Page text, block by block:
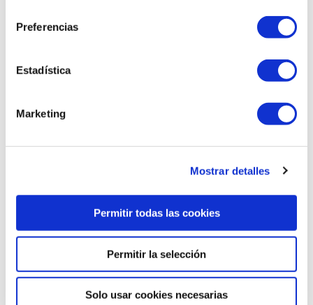
Preferencias
Estadística
Marketing
Mostrar detalles
Permitir todas las cookies
Permitir la selección
Solo usar cookies necesarias
Got Party polipropilè Got Plec